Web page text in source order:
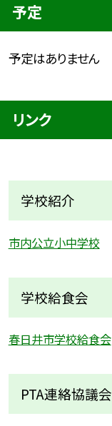
予定
予定はありません
リンク
学校紹介
市内公立小中学校
学校給食会
春日井市学校給食会
PTA連絡協議会